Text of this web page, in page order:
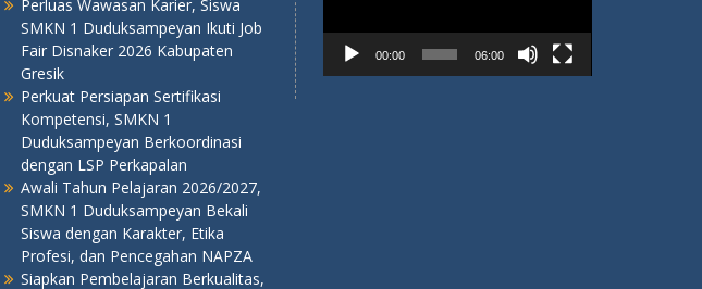
Perluas Wawasan Karier, Siswa
SMKN 1 Duduksampeyan Ikuti Job
Fair Disnaker 2026 Kabupaten
Gresik
Perkuat Persiapan Sertifikasi
Kompetensi, SMKN 1
Duduksampeyan Berkoordinasi
dengan LSP Perkapalan
Awali Tahun Pelajaran 2026/2027,
SMKN 1 Duduksampeyan Bekali
Siswa dengan Karakter, Etika
Profesi, dan Pencegahan NAPZA
Siapkan Pembelajaran Berkualitas,
00:00 06:00